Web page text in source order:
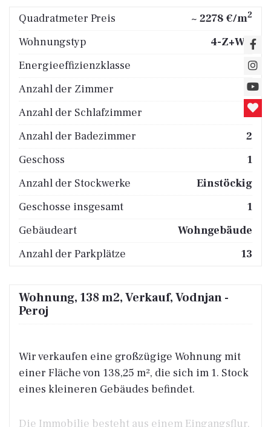
Quadratmeter Preis ~ 2278 €/m2
Wohnungstyp
4-Z+WZ
Energieeffizienzklasse
B
Anzahl der Zimmer
5
Anzahl der Schlafzimmer
4
Anzahl der Badezimmer
2
Geschoss
1
Anzahl der Stockwerke
Einstöckig
Geschosse insgesamt
1
Gebäudeart
Wohngebäude
Anzahl der Parkplätze
13
Wohnung, 138 m2, Verkauf, Vodnjan -
Peroj
Wir verkaufen eine großzügige Wohnung mit
einer Fläche von 138,25 m², die sich im 1. Stock
eines kleineren Gebäudes befindet.
Die Immobilie besteht aus einem Eingangsflur,